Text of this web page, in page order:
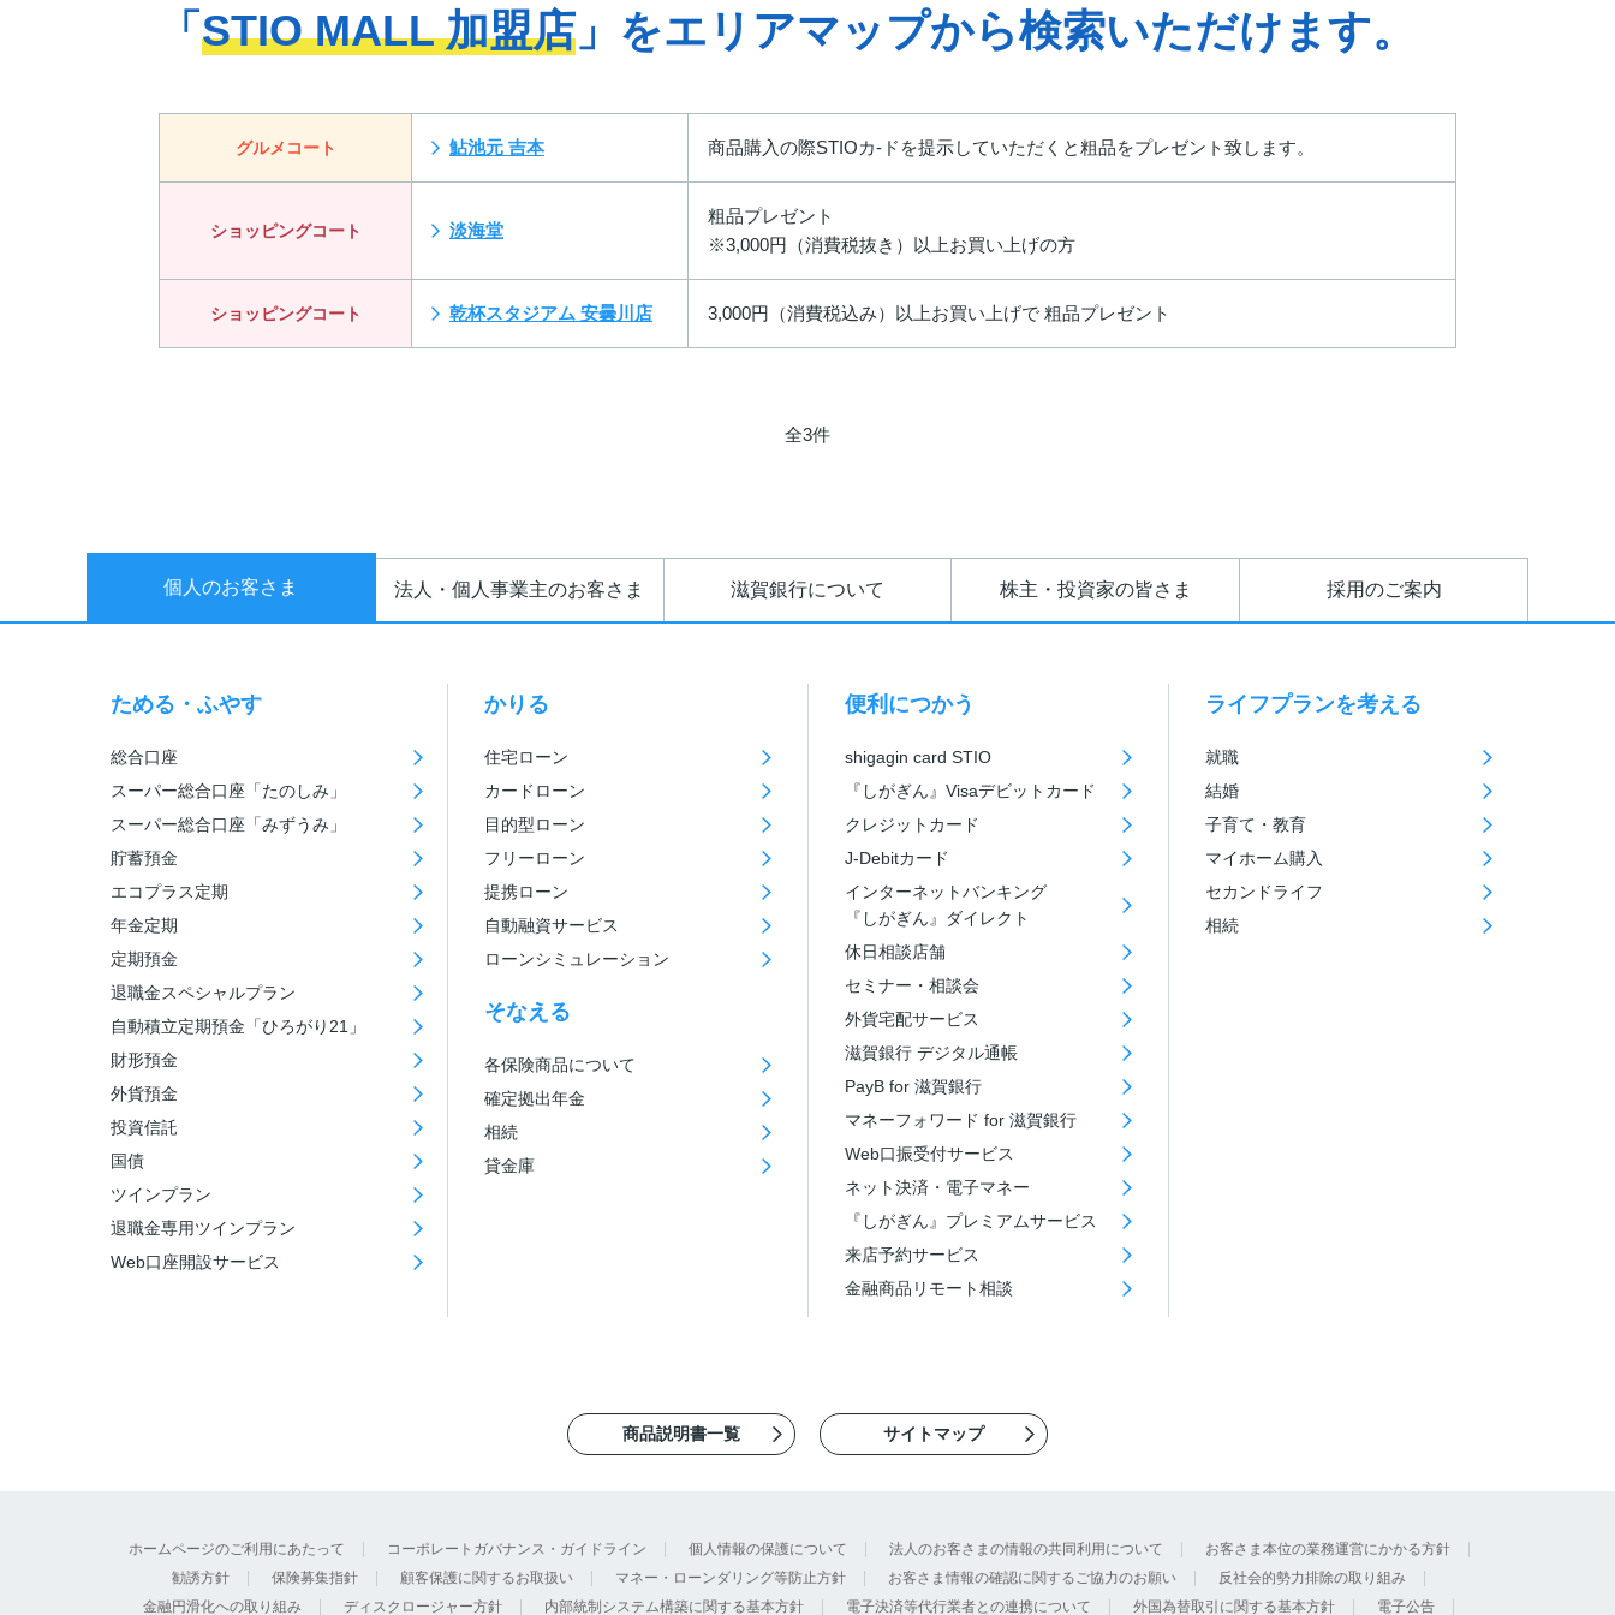
「 STIO MALL 加盟店 」をエリアマップから検索いただけます。
グルメコート 鮎池元 吉本 商品購入の際STIOカ-ドを提示していただくと粗品をプレゼント致します。
ショッピングコート 淡海堂
粗品プレゼント
※3,000円（消費税抜き）以上お買い上げの方
ショッピングコート 乾杯スタジアム 安曇川店 3,000円（消費税込み）以上お買い上げで 粗品プレゼント
全3件
個人のお客さま 法人・個人事業主のお客さま 滋賀銀行について 株主・投資家の皆さま 採用のご案内
ためる・ふやす
総合口座
スーパー総合口座「たのしみ」
スーパー総合口座「みずうみ」
貯蓄預金
エコプラス定期
年金定期
定期預金
退職金スペシャルプラン
自動積立定期預金「ひろがり21」
財形預金
外貨預金
投資信託
国債
ツインプラン
退職金専用ツインプラン
Web口座開設サービス
かりる
住宅ローン
カードローン
目的型ローン
フリーローン
提携ローン
自動融資サービス
ローンシミュレーション
そなえる
各保険商品について
確定拠出年金
相続
貸金庫
便利につかう
shigagin card STIO
『しがぎん』Visaデビットカード
クレジットカード
J-Debitカード
インターネットバンキング
『しがぎん』ダイレクト
休日相談店舗
セミナー・相談会
外貨宅配サービス
滋賀銀行 デジタル通帳
PayB for 滋賀銀行
マネーフォワード for 滋賀銀行
Web口振受付サービス
ネット決済・電子マネー
『しがぎん』プレミアムサービス
来店予約サービス
金融商品リモート相談
ライフプランを考える
就職
結婚
子育て・教育
マイホーム購入
セカンドライフ
相続
商品説明書一覧 サイトマップ
ホームページのご利用にあたって コーポレートガバナンス・ガイドライン 個人情報の保護について 法人のお客さまの情報の共同利用について
お客さま本位の業務運営にかかる方針
勧誘方針
保険募集指針 顧客保護に関するお取扱い マネー・ローンダリング等防止方針 お客さま情報の確認に関するご協力のお願い
反社会的勢力排除の取り組み
金融円滑化への取り組み
ディスクロージャー方針 内部統制システム構築に関する基本方針 電子決済等代行業者との連携について 外国為替取引に関する基本方針 電子公告